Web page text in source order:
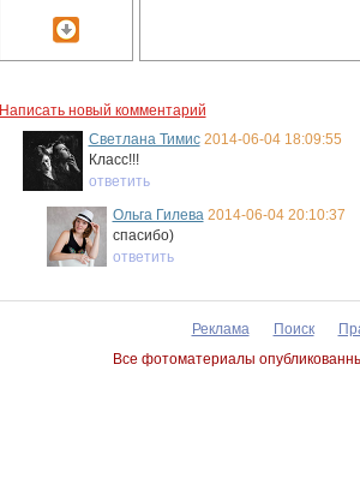
Написать новый комментарий
Светлана Тимис 2014-06-04 18:09:55
Класс!!!
ответить
Ольга Гилева 2014-06-04 20:10:37
спасибо)
ответить
Реклама Поиск
Все фотоматериалы